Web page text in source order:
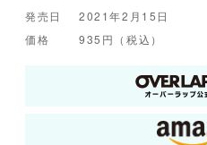
発売日
2021年2月15日
価格
935円（税込）